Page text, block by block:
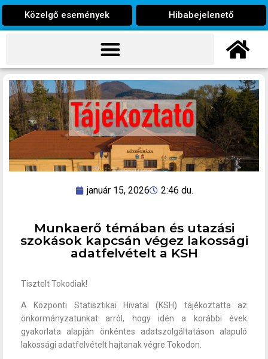
Közelgő események Hibabejelenető
január 15, 2026 2:46 du.
Munkaerő témában és utazási
szokások kapcsán végez lakossági
adatfelvételt a KSH
Tisztelt Tokodiak!
A Központi Statisztikai Hivatal (KSH) tájékoztatta az
önkormányzatunkat arról, hogy idén a korábbi évek
gyakorlata alapján önkéntes adatszolgáltatáson alapuló
lakossági adatfelvételt hajtanak végre Tokodon.